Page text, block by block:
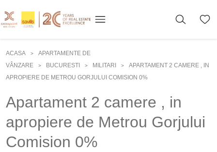
ACASA >
APARTAMENTE DE
VÂNZARE
> BUCURESTI > MILITARI >
APARTAMENT 2 CAMERE , IN
APROPIERE DE METROU GORJULUI COMISION 0%
Apartament 2 camere , in
apropiere de Metrou Gorjului
Comision 0%